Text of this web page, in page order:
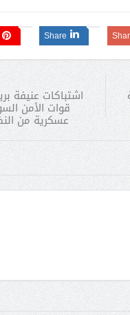
Share
اشتباكات عنيفة
قوات الأمن
عسكرية من